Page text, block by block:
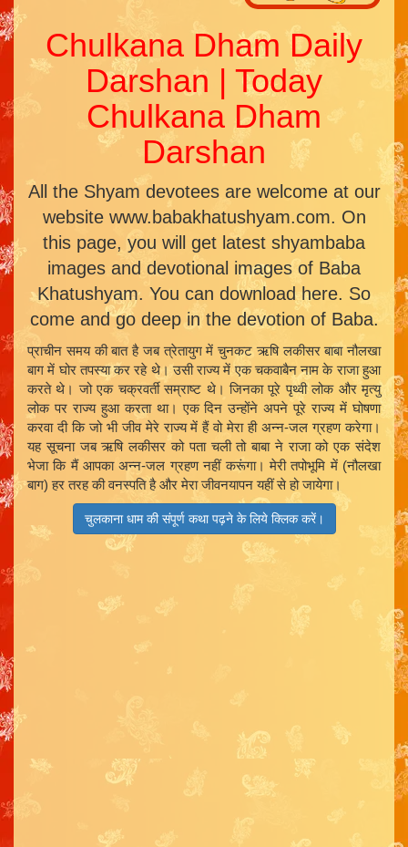
Chulkana Dham Daily
Darshan | Today
Chulkana Dham
Darshan
All the Shyam devotees are welcome at our
website www.babakhatushyam.com. On
this page, you will get latest shyambaba
images and devotional images of Baba
Khatushyam. You can download here. So
come and go deep in the devotion of Baba.
प्राचीन समय की बात है जब त्रेतायुग में चुनकट ऋषि लकीसर बाबा नौलखा
बाग में घोर तपस्या कर रहे थे। उसी राज्य में एक चकवाबैन नाम के राजा हुआ
करते थे। जो एक चक्रवर्ती सम्राष्ट थे। जिनका पूरे पृथ्वी लोक और मृत्यु
लोक पर राज्य हुआ करता था। एक दिन उन्होंने अपने पूरे राज्य में घोषणा
करवा दी कि जो भी जीव मेरे राज्य में हैं वो मेरा ही अन्न-जल ग्रहण करेगा।
यह सूचना जब ऋषि लकीसर को पता चली तो बाबा ने राजा को एक संदेश
भेजा कि मैं आपका अन्न-जल ग्रहण नहीं करूंगा। मेरी तपोभूमि में (नौलखा
बाग) हर तरह की वनस्पति है और मेरा जीवनयापन यहीं से हो जायेगा।
चुलकाना धाम की संपूर्ण कथा पढ़ने के लिये क्लिक करें।